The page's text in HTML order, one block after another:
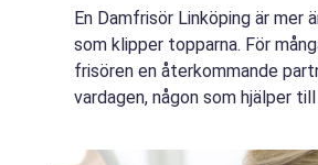
En Damfrisör Linköping är mer
som klipper topparna. För
frisören en återkommande
vardagen, någon som hjälper
självförtroendet på topp. I en